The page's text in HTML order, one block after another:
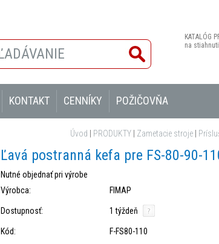
KATALÓG
na
KONTAKT CENNÍKY POŽIČOVŇA
Úvod PRODUKTY Zametacie stroje
Ľavá postranná kefa pre FS-80-90-
Nutné objednať pri výrobe
Výrobca:
FIMAP
Dostupnosť: 1 týždeň
Kód: F-FS80-110